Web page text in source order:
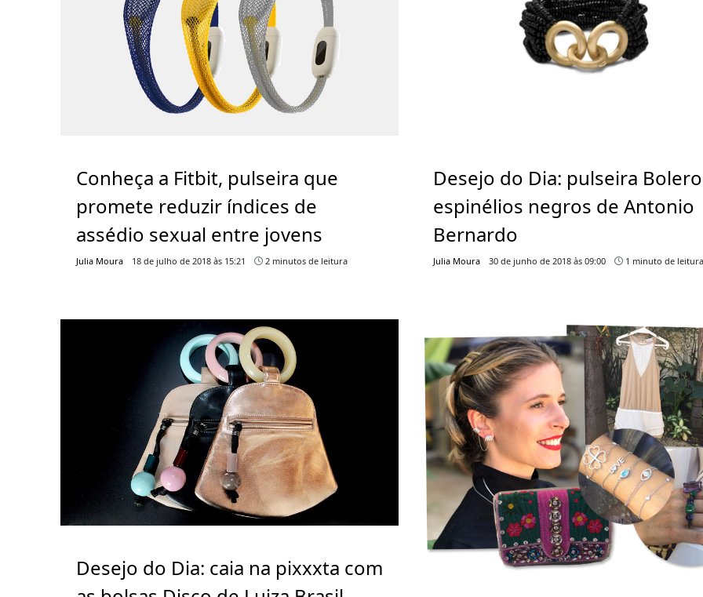
Conheça a Fitbit, pulseira que
promete reduzir índices de
assédio sexual entre jovens
Julia Moura 18 de julho de 2018 às 15:21 2 minutos de leitura
Desejo do Dia: pulseira
espinélios negros de Antonio
Bernardo
Julia Moura 30 de junho de 2018 às 09:00 1 minuto de
Desejo do Dia: caia na pixxxta com